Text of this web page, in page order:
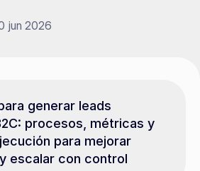
jun 2026
generar leads
procesos, métricas y
para mejorar
escalar con control